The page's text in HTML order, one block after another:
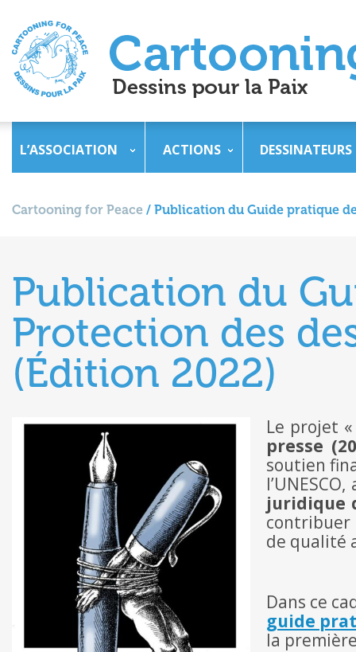
L’ASSOCIATION ACTIONS DESSINATEURS
Cartooning for Peace / Publication du Guide pratique
Publication du
Protection des
(Édition 2022)
Le projet
presse
soutien
juridique
contribuer
de qualité
Dans ce
guide
la